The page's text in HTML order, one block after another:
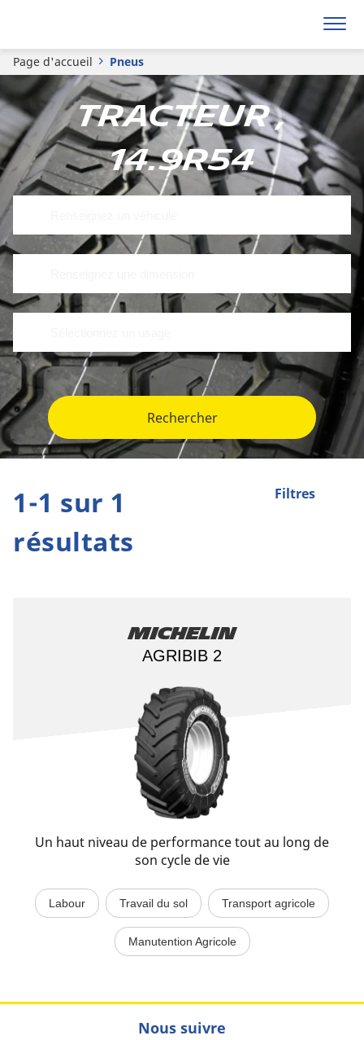
Page d'accueil Pneus
Tracteur ,
14.9R54
Rechercher
Filtres
1-1 sur 1
résultats
Michelin
AGRIBIB 2
Un haut niveau de performance tout au long de
son cycle de vie
Labour Travail du sol Transport agricole
Manutention Agricole
Nous suivre